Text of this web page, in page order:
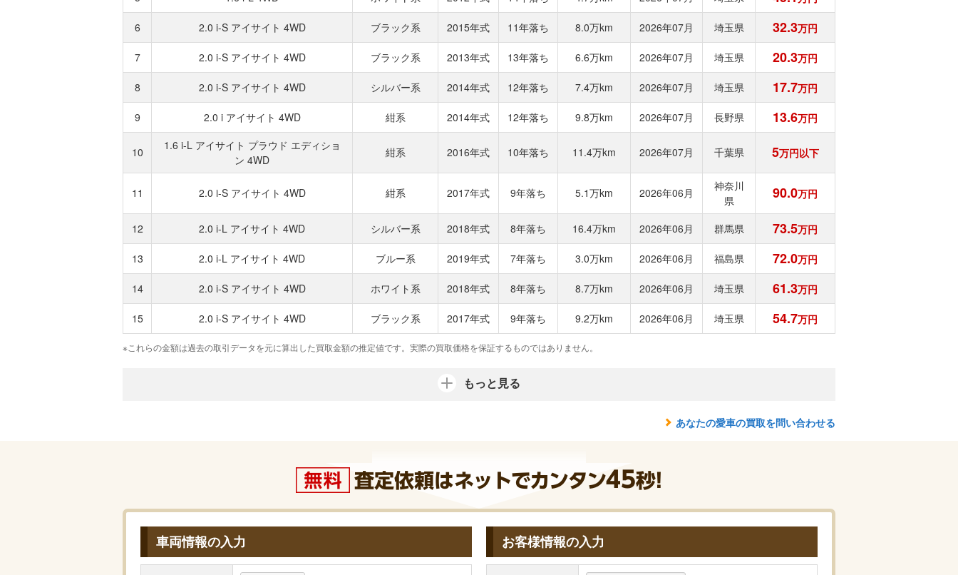
6 2.0 i-S アイサイト 4WD ブラック系 2015年式 11年落ち 8.0万km 2026年07月 埼玉県 32.3万円
7 2.0 i-S アイサイト 4WD ブラック系 2013年式 13年落ち 6.6万km 2026年07月 埼玉県 20.3万円
8 2.0 i-S アイサイト 4WD シルバー系 2014年式 12年落ち 7.4万km 2026年07月 埼玉県 17.7万円
9 2.0 i アイサイト 4WD 紺系 2014年式 12年落ち 9.8万km 2026年07月 長野県 13.6万円
10
1.6 i-L アイサイト プラウド エディショ
ン 4WD
紺系 2016年式 10年落ち 11.4万km 2026年07月 千葉県 5万円以下
11 2.0 i-S アイサイト 4WD 紺系 2017年式 9年落ち 5.1万km 2026年06月
神奈川
県
90.0万円
12 2.0 i-L アイサイト 4WD シルバー系 2018年式 8年落ち 16.4万km 2026年06月 群馬県 73.5万円
13 2.0 i-L アイサイト 4WD ブルー系 2019年式 7年落ち 3.0万km 2026年06月 福島県 72.0万円
14 2.0 i-S アイサイト 4WD ホワイト系 2018年式 8年落ち 8.7万km 2026年06月 埼玉県 61.3万円
15 2.0 i-S アイサイト 4WD ブラック系 2017年式 9年落ち 9.2万km 2026年06月 埼玉県 54.7万円
※これらの金額は過去の取引データを元に算出した買取金額の推定値です。実際の買取価格を保証するものではありません。
もっと見る
あなたの愛車の買取を問い合わせる
車両情報の入力 お客様情報の入力